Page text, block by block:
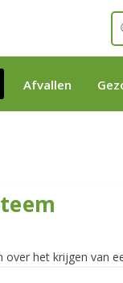
Afvallen
het krijgen van